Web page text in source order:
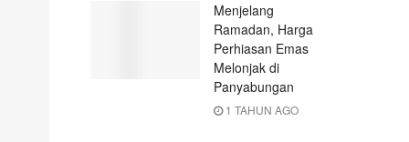
Menjelang
Ramadan, Harga
Perhiasan Emas
Melonjak di
Panyabungan
1 TAHUN AGO